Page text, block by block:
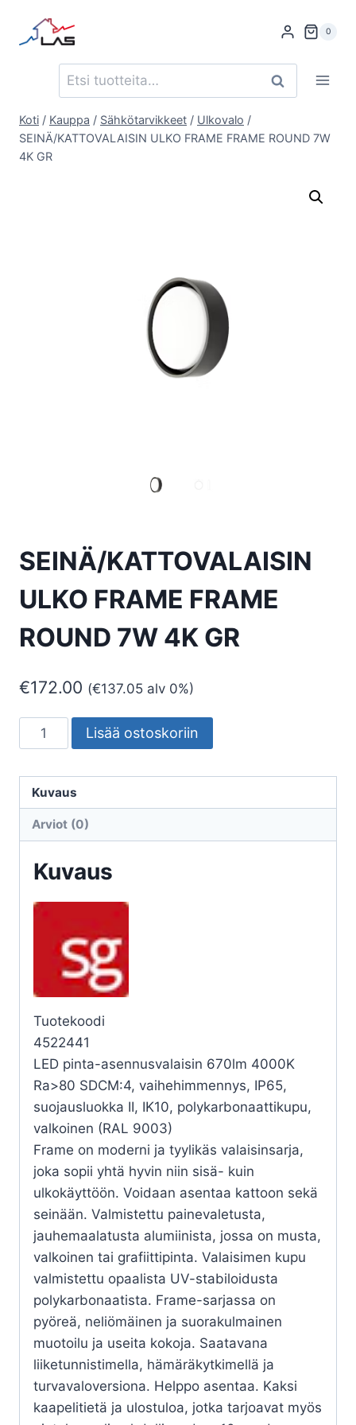
sisältöön
0
Etsi: Haku
Koti / Kauppa / Sähkötarvikkeet / Ulkovalo /
SEINÄ/KATTOVALAISIN ULKO FRAME FRAME ROUND 7W
4K GR
SEINÄ/KATTOVALAISIN
ULKO FRAME FRAME
ROUND 7W 4K GR
€172.00 (€137.05 alv 0%)
SEINÄ/KATTOVALAISIN
ULKO
FRAME
ROUND
GR
määrä
Lisää ostoskoriin
Kuvaus
Arviot (0)
Kuvaus
Tuotekoodi
4522441
LED pinta-asennusvalaisin 670lm 4000K
Ra>80 SDCM:4, vaihehimmennys, IP65,
suojausluokka II, IK10, polykarbonaattikupu,
valkoinen (RAL 9003)
Frame on moderni ja tyylikäs valaisinsarja,
joka sopii yhtä hyvin niin sisä- kuin
ulkokäyttöön. Voidaan asentaa kattoon sekä
seinään. Valmistettu painevaletusta,
jauhemaalatusta alumiinista, jossa on musta,
valkoinen tai grafiittipinta. Valaisimen kupu
valmistettu opaalista UV-stabiloidusta
polykarbonaatista. Frame-sarjassa on
pyöreä, neliömäinen ja suorakulmainen
muotoilu ja useita kokoja. Saatavana
liiketunnistimella, hämäräkytkimellä ja
turvavaloversiona. Helppo asentaa. Kaksi
kaapelitietä ja ulostuloa, jotka tarjoavat myös